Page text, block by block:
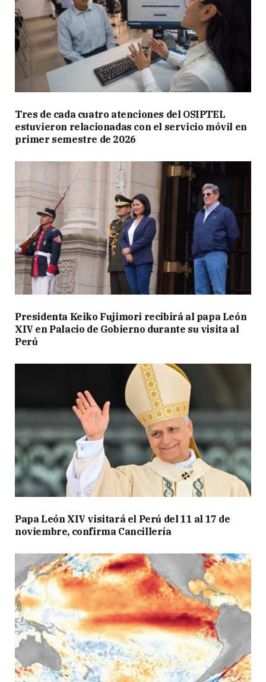
Tres de cada cuatro atenciones del OSIPTEL
estuvieron relacionadas con el servicio móvil en
primer semestre de 2026
Presidenta Keiko Fujimori recibirá al papa León
XIV en Palacio de Gobierno durante su visita al
Perú
Papa León XIV visitará el Perú del 11 al 17 de
noviembre, confirma Cancillería